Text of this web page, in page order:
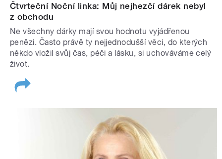
Čtvrteční Noční linka: Můj nejhezčí dárek nebyl
z obchodu
Ne všechny dárky mají svou hodnotu vyjádřenou
penězi. Často právě ty nejjednodušší věci, do kterých
někdo vložil svůj čas, péči a lásku, si uchováváme celý
život.